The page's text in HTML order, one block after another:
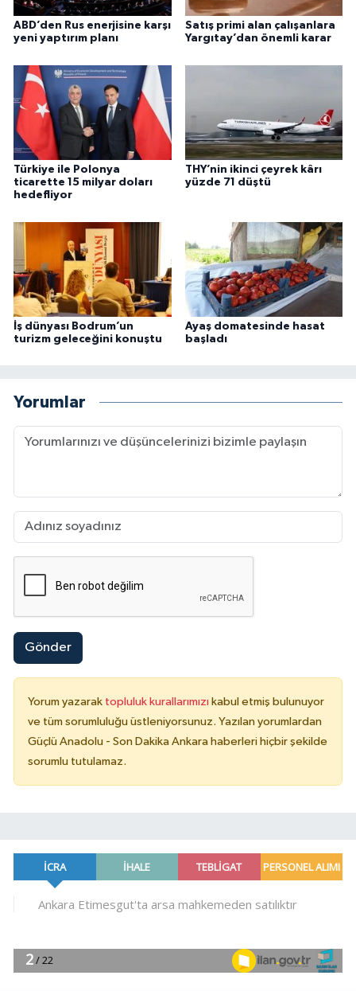
ABD’den Rus enerjisine karşı
yeni yaptırım planı
Satış primi alan çalışanlara
Yargıtay’dan önemli karar
Türkiye ile Polonya
ticarette 15 milyar doları
hedefliyor
THY’nin ikinci çeyrek kârı
yüzde 71 düştü
İş dünyası Bodrum’un
turizm geleceğini konuştu
Ayaş domatesinde hasat
başladı
Yorumlar
Gönder
Yorum yazarak topluluk kurallarımızı kabul etmiş bulunuyor
ve tüm sorumluluğu üstleniyorsunuz. Yazılan yorumlardan
Güçlü Anadolu - Son Dakika Ankara haberleri hiçbir şekilde
sorumlu tutulamaz.